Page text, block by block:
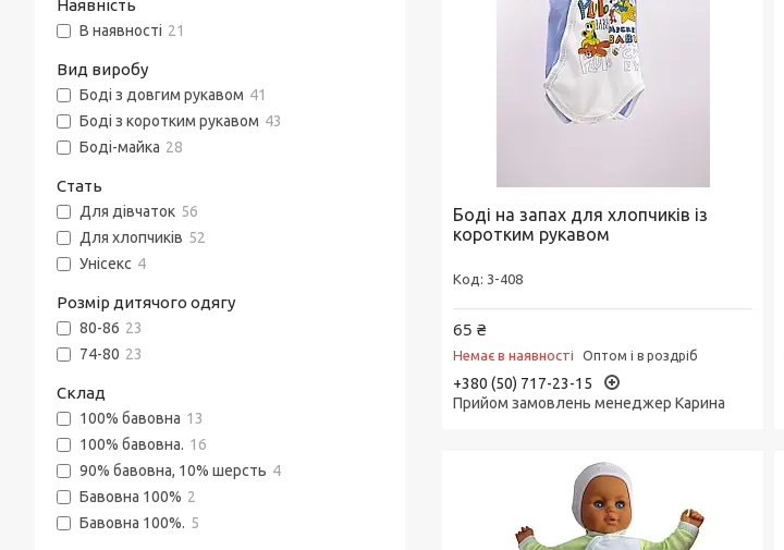
Боді на запах для хлопчиків із
коротким рукавом
3-408
65 ₴
Немає в наявності Оптом і в роздріб
+380 (50) 717-23-15
Прийом замовлень менеджер Карина
Наявність
В наявності 21
Вид виробу
Боді з довгим рукавом 41
Боді з коротким рукавом 43
Боді-майка 28
Стать
Для дівчаток 56
Для хлопчиків 52
Унісекс 4
Розмір дитячого одягу
80-86 23
74-80 23
Склад
100% бавовна 13
100% бавовна. 16
90% бавовна, 10% шерсть 4
Бавовна 100% 2
Бавовна 100%. 5